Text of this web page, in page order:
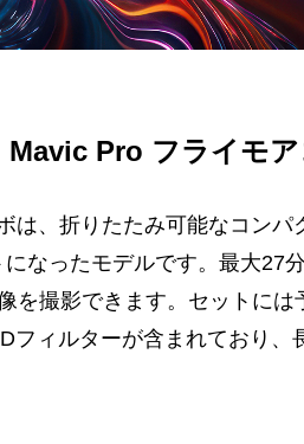
Mavic Pro フライモ
は、折りたたみ可能なコン
なったモデルです。最大27
を撮影できます。セットに
フィルターが含まれており、